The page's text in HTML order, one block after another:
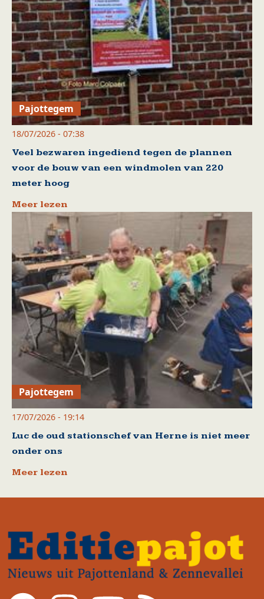
Pajottegem
18/07/2026 - 07:38
Veel bezwaren ingediend tegen de plannen
voor de bouw van een windmolen van 220
meter hoog
Meer lezen
Pajottegem
17/07/2026 - 19:14
Luc de oud stationschef van Herne is niet meer
onder ons
Meer lezen